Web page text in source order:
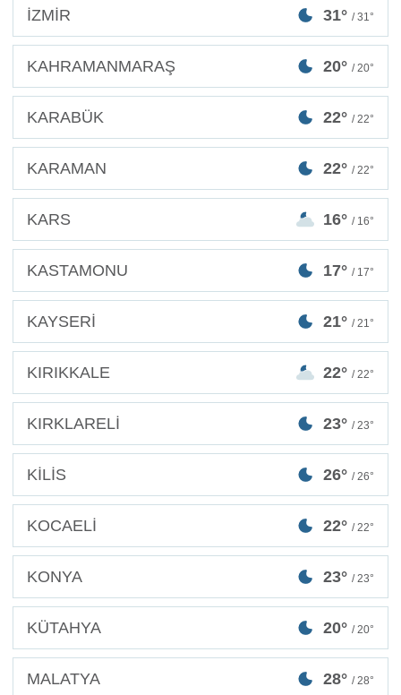
İZMİR 31° / 31°
KAHRAMANMARAŞ 20° / 20°
KARABÜK 22° / 22°
KARAMAN 22° / 22°
KARS 16° / 16°
KASTAMONU 17° / 17°
KAYSERİ 21° / 21°
KIRIKKALE 22° / 22°
KIRKLARELİ 23° / 23°
KİLİS 26° / 26°
KOCAELİ 22° / 22°
KONYA 23° / 23°
KÜTAHYA 20° / 20°
MALATYA 28° / 28°